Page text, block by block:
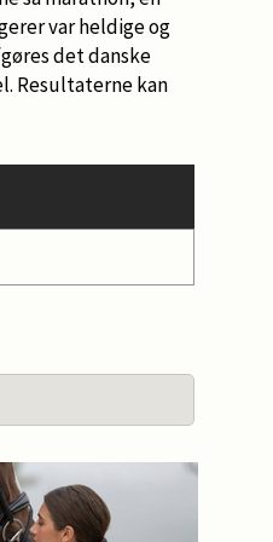
var heldige og
det danske
Resultaterne kan